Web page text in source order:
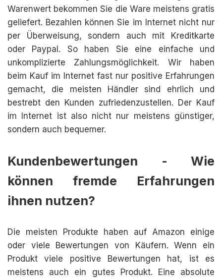
Warenwert bekommen Sie die Ware meistens gratis
geliefert. Bezahlen können Sie im Internet nicht nur
per Überweisung, sondern auch mit Kreditkarte
oder Paypal. So haben Sie eine einfache und
unkomplizierte Zahlungsmöglichkeit. Wir haben
beim Kauf im Internet fast nur positive Erfahrungen
gemacht, die meisten Händler sind ehrlich und
bestrebt den Kunden zufriedenzustellen. Der Kauf
im Internet ist also nicht nur meistens günstiger,
sondern auch bequemer.
Kundenbewertungen - Wie
können fremde Erfahrungen
ihnen nutzen?
Die meisten Produkte haben auf Amazon einige
oder viele Bewertungen von Käufern. Wenn ein
Produkt viele positive Bewertungen hat, ist es
meistens auch ein gutes Produkt. Eine absolute